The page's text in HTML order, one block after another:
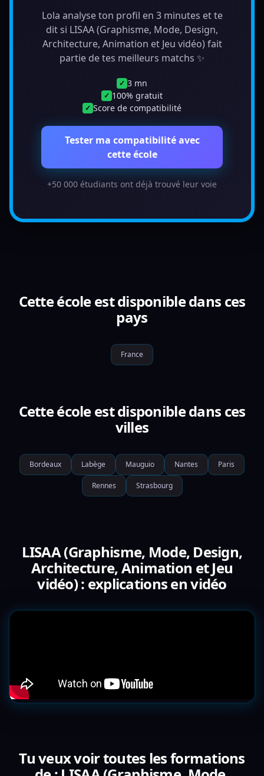
Lola analyse ton profil en 3 minutes et te
dit si LISAA (Graphisme, Mode, Design,
Architecture, Animation et Jeu vidéo) fait
partie de tes meilleurs matchs ✨
✓ 3 mn
✓ 100% gratuit
✓ Score de compatibilité
Tester ma compatibilité avec
cette école
+50 000 étudiants ont déjà trouvé leur voie
Cette école est disponible dans ces
pays
France
Cette école est disponible dans ces
villes
Bordeaux Labège Mauguio Nantes Paris
Rennes Strasbourg
LISAA (Graphisme, Mode, Design,
Architecture, Animation et Jeu
vidéo) : explications en vidéo
Tu veux voir toutes les formations